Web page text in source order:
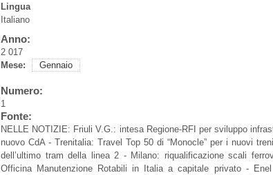
Lingua
Italiano
Anno:
2 017
Mese:
Gennaio
Numero:
1
Fonte:
NELLE NOTIZIE: Friuli V.G.: intesa Regione-RFI persviluppo
nuovo CdA- Trenitalia: Travel Top 50 di “Monocle” per i nuovi treni
dell’ultimo tram della linea2 - Milano: riqualificazione scali
Officina Manutenzione Rotabili in Italia acapitale privato- Enel